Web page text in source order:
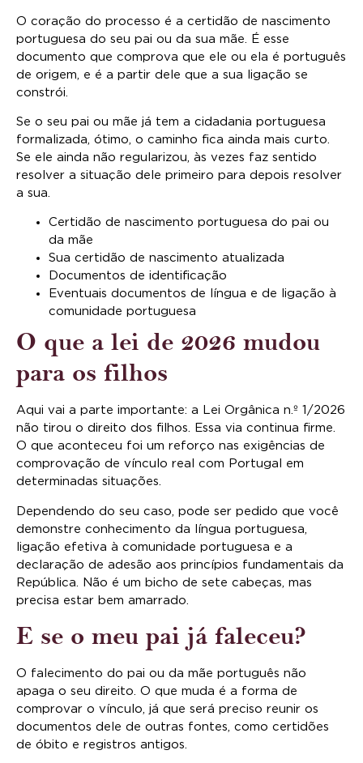
O coração do processo é a certidão de nascimento
portuguesa do seu pai ou da sua mãe. É esse
documento que comprova que ele ou ela é português
de origem, e é a partir dele que a sua ligação se
constrói.
Se o seu pai ou mãe já tem a cidadania portuguesa
formalizada, ótimo, o caminho fica ainda mais curto.
Se ele ainda não regularizou, às vezes faz sentido
resolver a situação dele primeiro para depois resolver
a sua.
Certidão de nascimento portuguesa do pai ou
da mãe
Sua certidão de nascimento atualizada
Documentos de identificação
Eventuais documentos de língua e de ligação à
comunidade portuguesa
O que a lei de 2026 mudou
para os filhos
Aqui vai a parte importante: a Lei Orgânica n.º 1/2026
não tirou o direito dos filhos. Essa via continua firme.
O que aconteceu foi um reforço nas exigências de
comprovação de vínculo real com Portugal em
determinadas situações.
Dependendo do seu caso, pode ser pedido que você
demonstre conhecimento da língua portuguesa,
ligação efetiva à comunidade portuguesa e a
declaração de adesão aos princípios fundamentais da
República. Não é um bicho de sete cabeças, mas
precisa estar bem amarrado.
E se o meu pai já faleceu?
O falecimento do pai ou da mãe português não
apaga o seu direito. O que muda é a forma de
comprovar o vínculo, já que será preciso reunir os
documentos dele de outras fontes, como certidões
de óbito e registros antigos.